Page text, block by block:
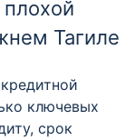
плохой
Тагиле
ключевых
срок